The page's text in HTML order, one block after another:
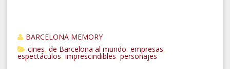
BARCELONA MEMORY
cines
,de Barcelona al mundo ,empresas
espectáculos ,imprescindibles ,personajes